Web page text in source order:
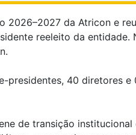
2026–2027 da Atricon e
reeleito da
presidentes, 40 diretores
de transição